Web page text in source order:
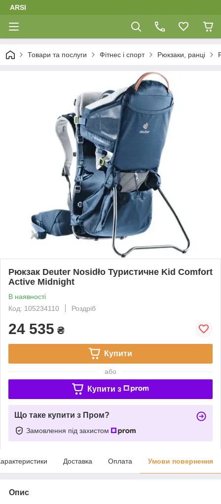
ARSI
Товари та послуги Фітнес і спорт Рюкзаки, ранці
Рюкзак Deuter Nosidło Туристичне Kid Comfort
Active Midnight
В наявності
Код: 105234110
Роздріб
24 535 ₴
Купити
або
Купити з
Що таке купити з Пром?
Замовлення під захистом
Доставка Оплата Умови повернення
Опис